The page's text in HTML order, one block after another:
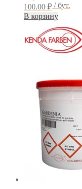
100.00 ₽ / бут.
В корзину